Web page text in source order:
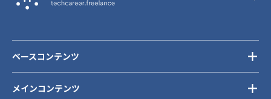
メインコンテンツ
ベースコンテンツ